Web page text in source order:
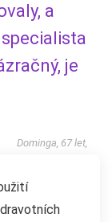
a
je
Dominga, 67 let,